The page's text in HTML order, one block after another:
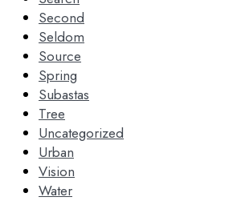
Second
Seldom
Source
Spring
Subastas
Tree
Uncategorized
Urban
Vision
Water